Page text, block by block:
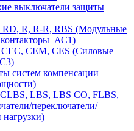
выключатели защиты
R, R-R, RBS (Модульные
CEM, CES (Силовые
систем компенсации
LBS, LBS CO, FLBS,
переключатели/
нагрузки)